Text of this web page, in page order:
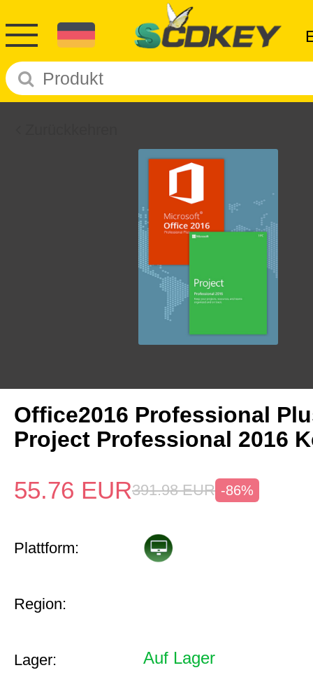
Office2016 Professional
Project Professional 2016
55.76 EUR391.98 EUR -86%
Plattform:
Region:
Lager: Auf Lager